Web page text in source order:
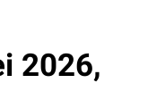
2026,